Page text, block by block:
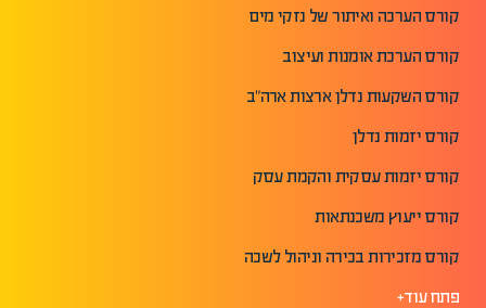
קורס הערכה ואיתור של נזקי מים
קורס הערכת אומנות ועיצוב
קורס השקעות נדלן ארצות ארה"ב
קורס יזמות נדלן
קורס יזמות עסקית והקמת עסק
קורס ייעוץ משכנתאות
קורס מזכירות בכירה וניהול לשכה
פתח עוד+